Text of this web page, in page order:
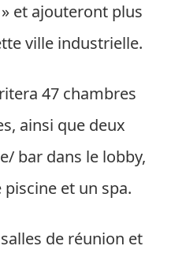
et ajouteront plus
ville industrielle.
47 chambres
ainsi que deux
bar dans le lobby,
et un spa.
de réunion et